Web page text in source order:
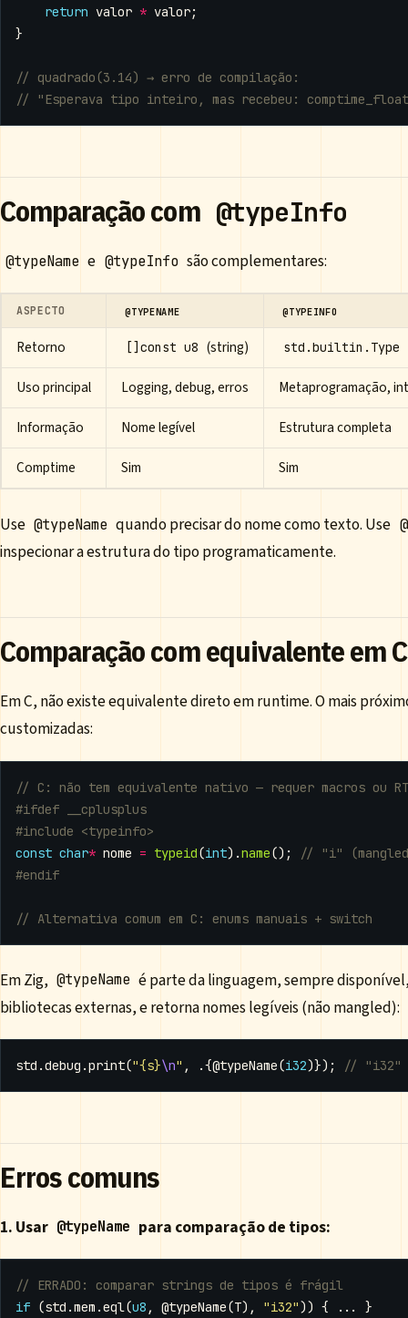
return valor * valor;
}
Comparação com @typeInfo
@typeName e @typeInfo são complementares:
ASPECTO @TYPENAME @TYPEINFO
Retorno []const u8 (string) std.builtin.Type
Uso principal
Logging, debug, erros
Metaprogramação,
Informação
Nome legível
Estrutura completa
Comptime
Sim Sim
Use @typeName quando precisar do nome como texto. Use
inspecionar a estrutura do tipo programaticamente.
Comparação com equivalente em C
Em C, não existe equivalente direto em runtime. O mais
customizadas:
#include <typeinfo>
const char* nome = typeid(int).name();
Em Zig, @typeName é parte da linguagem, sempre
bibliotecas externas, e retorna nomes legíveis (não mangled):
std .debug .print("{s}\n" , .{@typeName(i32)});
Erros comuns
1. Usar @typeName para comparação de tipos:
if (std .mem .eql(u8 , @typeName(T), "i32")) { ... }